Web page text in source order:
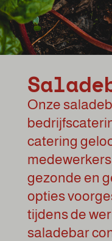
Onze
catering
gezonde en
opties
tijdens de
saladebar